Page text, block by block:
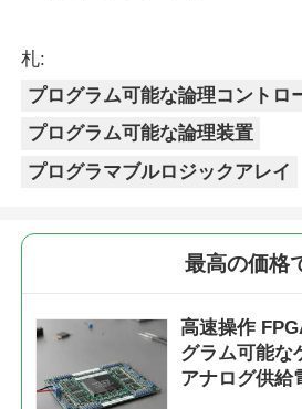
札:
プログラム可能な論理コントロ
プログラム可能な論理装置
プログラマブルロジックアレイ
最高の価格
高速操作
グラム可能な
アナログ供給